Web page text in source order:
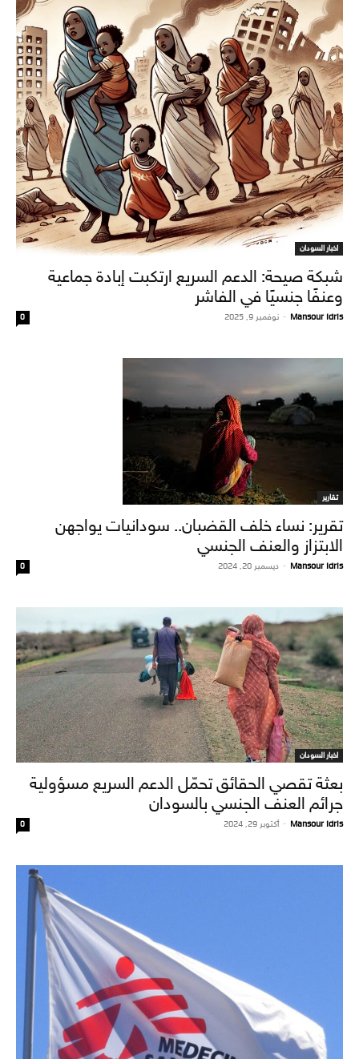
اخبار السودان
شبكة صيحة: الدعم السريع ارتكبت إبادة جماعية
وعنفًا جنسيًا في الفاشر
Mansour Idris
- نوفمبر 9, 2025 0
تقارير
تقرير: نساء خلف القضبان.. سودانيات يواجهن
الابتزاز والعنف الجنسي
Mansour Idris
- ديسمبر 20, 2024 0
اخبار السودان
بعثة تقصي الحقائق تحمّل الدعم السريع مسؤولية
جرائم العنف الجنسي بالسودان
Mansour Idris
- أكتوبر 29, 2024 0